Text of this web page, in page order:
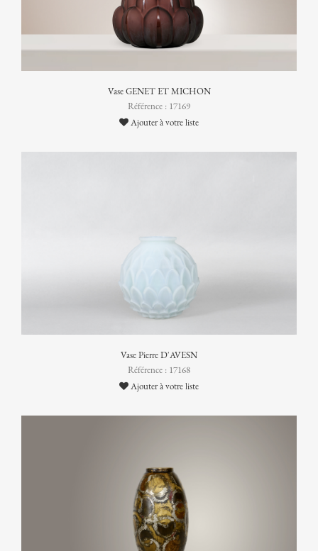
Vase GENET ET MICHON
Référence : 17169
Ajouter à votre liste
Vase Pierre D'AVESN
Référence : 17168
Ajouter à votre liste